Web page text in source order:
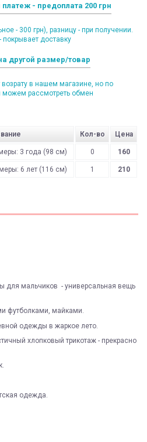
- предоплата 200 грн
- 300 грн), разницу - при получении.
покрывает доставку
другой размер/товар
в нашем магазине, но по
рассмотреть обмен
Кол-во Цена
3 года (98 см) 0 160
6 лет (116 см) 1 210
для мальчиков - универсальная вещь
футболками, майками.
одежды в жаркое лето.
хлопковый трикотаж - прекрасно
одежда.